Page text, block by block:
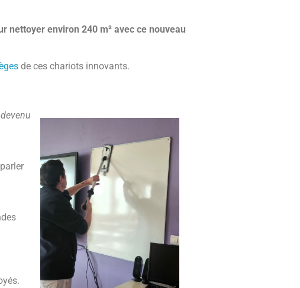
nettoyer environ 240 m² avec ce nouveau
de ces chariots innovants.